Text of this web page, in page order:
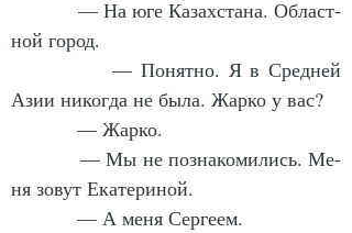
ной го­род.
            — По­нят­но. Я в Сред­ней
Азии ни­ког­да не бы­ла. Жар­ко у вас?
            — Жар­ко.
ня зо­вут Ека­те­ри­ной.
            — А ме­ня Сер­ге­ем.